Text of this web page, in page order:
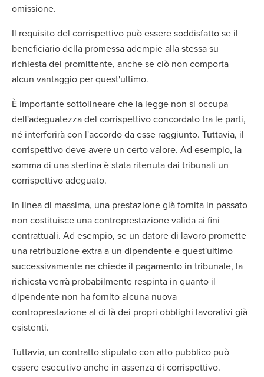
omissione.
Il requisito del corrispettivo può essere soddisfatto se il
beneficiario della promessa adempie alla stessa su
richiesta del promittente, anche se ciò non comporta
alcun vantaggio per quest'ultimo.
È importante sottolineare che la legge non si occupa
dell'adeguatezza del corrispettivo concordato tra le parti,
né interferirà con l'accordo da esse raggiunto. Tuttavia, il
corrispettivo deve avere un certo valore. Ad esempio, la
somma di una sterlina è stata ritenuta dai tribunali un
corrispettivo adeguato.
In linea di massima, una prestazione già fornita in passato
non costituisce una controprestazione valida ai fini
contrattuali. Ad esempio, se un datore di lavoro promette
una retribuzione extra a un dipendente e quest'ultimo
successivamente ne chiede il pagamento in tribunale, la
richiesta verrà probabilmente respinta in quanto il
dipendente non ha fornito alcuna nuova
controprestazione al di là dei propri obblighi lavorativi già
esistenti.
Tuttavia, un contratto stipulato con atto pubblico può
essere esecutivo anche in assenza di corrispettivo.